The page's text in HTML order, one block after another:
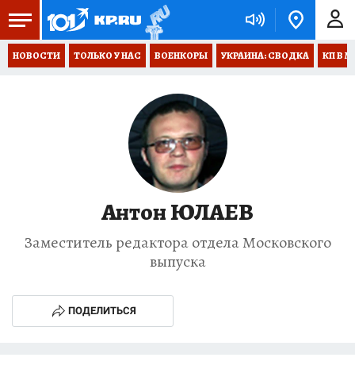
НОВОСТИ ТОЛЬКО У НАС ВОЕНКОРЫ УКРАИНА: СВОДКА КП В
Антон ЮЛАЕВ
Заместитель редактора отдела Московского
выпуска
ПОДЕЛИТЬСЯ